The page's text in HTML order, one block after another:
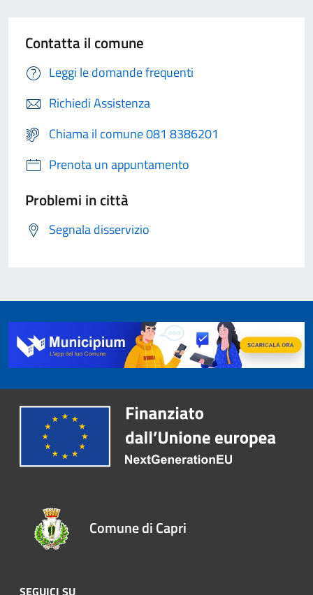
Contatta il comune
Leggi le domande frequenti
Richiedi Assistenza
Chiama il comune 081 8386201
Prenota un appuntamento
Problemi in città
Segnala disservizio
Comune di Capri